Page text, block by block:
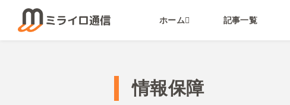
ホーム 記事一覧
情報保障